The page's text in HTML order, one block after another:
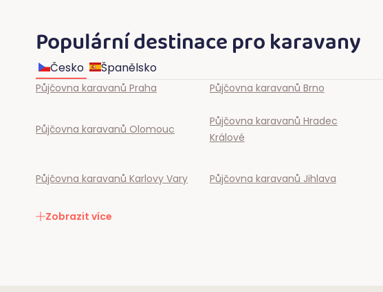
Populární destinace pro karavany
Česko Španělsko
Půjčovna karavanů Praha Půjčovna karavanů Brno
Půjčovna karavanů Olomouc
Půjčovna karavanů Hradec
Králové
Půjčovna karavanů Karlovy Vary Půjčovna karavanů Jihlava
Zobrazit více